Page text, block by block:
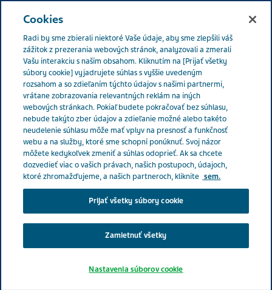
Slovakia Kapitoly o zdraví
Spoznajte našich pacienských
prispievateľov
Danielle Newport Fancher
Cookies
Radi by sme zbierali niektoré Vaše údaje, aby sme zlepšili váš
zážitok z prezerania webových stránok, analyzovali a zmerali
Vašu interakciu s naším obsahom. Kliknutím na [Prijať všetky
súbory cookie] vyjadrujete súhlas s vyššie uvedeným
rozsahom a so zdieľaním týchto údajov s našimi partnermi,
vrátane zobrazovania relevantných reklám na iných
webových stránkach. Pokiaľ budete pokračovať bez súhlasu,
nebude takýto zber údajov a zdieľanie možné alebo takéto
neudelenie súhlasu môže mať vplyv na presnosť a funkčnosť
webu a na služby, ktoré sme schopní ponúknuť. Svoj názor
môžete kedykoľvek zmeniť a súhlas odoprieť. Ak sa chcete
dozvedieť viac o vašich právach, našich postupoch, údajoch,
ktoré zhromažďujeme, a našich partneroch, kliknite sem.
Prijať všetky súbory cookie
Zamietnuť všetky
Nastavenia súborov cookie